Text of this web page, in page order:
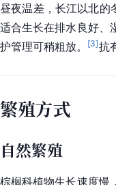
昼夜温差，长江以北的
适合生长在排水良好、
护管理可稍粗放。
[3]抗
繁殖方式
自然繁殖
棕榈科植物生长速度慢